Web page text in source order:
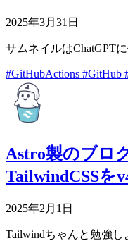
2025年3月31日
サムネイルはChatGPT
#GitHubActions #GitHub
Astro製のブロ
TailwindCSSを
2025年2月1日
Tailwindちゃんと勉強し